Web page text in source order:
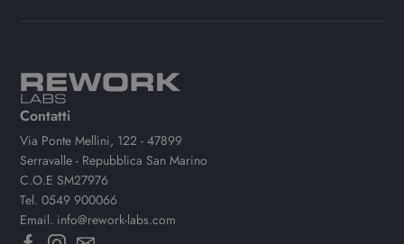
Contatti
Via Ponte Mellini, 122 - 47899
Serravalle - Repubblica San Marino
C.O.E SM27976
Tel.0549 900066
Email. info@rework-labs.com